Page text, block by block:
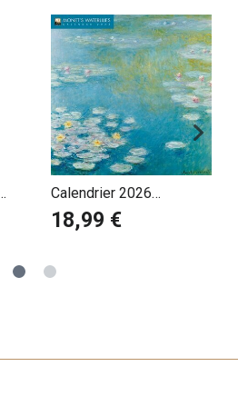
Calendrier 2026
Collection de Nymphéas
18,99 €